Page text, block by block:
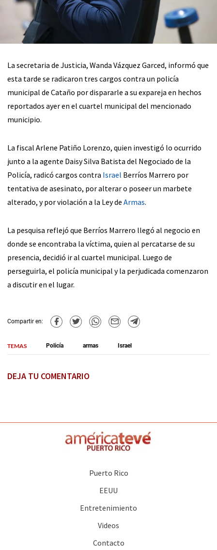
La secretaria de Justicia, Wanda Vázquez Garced, informó que
esta tarde se radicaron tres cargos contra un policía
municipal de Cataño por dispararle a su expareja en hechos
reportados ayer en el cuartel municipal del mencionado
municipio.
La fiscal Arlene Patiño Lorenzo, quien investigó lo ocurrido
junto a la agente Daisy Silva Batista del Negociado de la
Policía, radicó cargos contra Israel Berríos Marrero por
tentativa de asesinato, por alterar o poseer un marbete
alterado, y por violación a la Ley de Armas.
La pesquisa reflejó que Berríos Marrero llegó al negocio en
donde se encontraba la víctima, quien al percatarse de su
presencia, decidió ir al cuartel municipal. Luego de
perseguirla, el policía municipal y la perjudicada comenzaron
a discutir en el lugar.
Compartir en:
TEMAS Policía armas Israel
DEJA TU COMENTARIO
Puerto Rico
EEUU
Entretenimiento
Videos
Contacto